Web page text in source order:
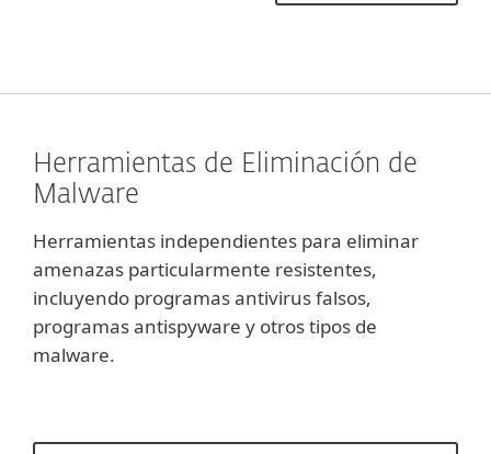
Herramientas de Eliminación de
Malware
Herramientas independientes para eliminar
amenazas particularmente resistentes,
incluyendo programas antivirus falsos,
programas antispyware y otros tipos de
malware.